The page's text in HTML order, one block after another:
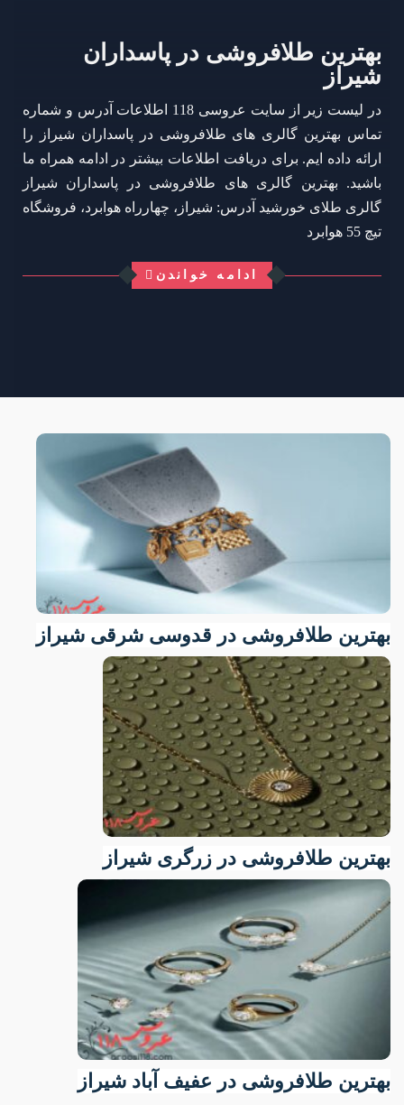
بهترین طلافروشی در پاسداران
شیراز
در لیست زیر از سایت عروسی 118 اطلاعات آدرس و شماره
تماس بهترین گالری های طلافروشی در پاسداران شیراز را
ارائه داده ایم. برای دریافت اطلاعات بیشتر در ادامه همراه ما
باشید. بهترین گالری های طلافروشی در پاسداران شیراز
گالری طلای خورشید آدرس: شیراز، چهارراه هوابرد، فروشگاه
تیچ 55 هوابرد
ادامه خواندن
بهترین طلافروشی در قدوسی شرقی شیراز
بهترین طلافروشی در زرگری شیراز
بهترین طلافروشی در عفیف آباد شیراز